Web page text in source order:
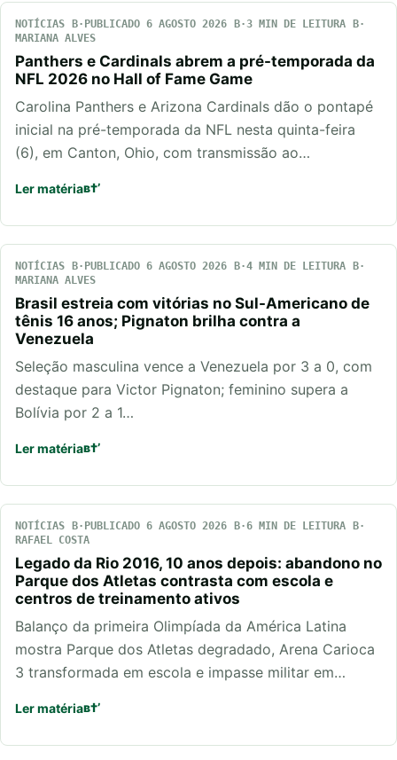
NOTÍCIAS PUBLICADO 6 AGOSTO 2026
3 MIN DE LEITURA
MARIANA ALVES
Panthers e Cardinals abrem a pré-temporada da
NFL 2026 no Hall of Fame Game
Carolina Panthers e Arizona Cardinals dão o pontapé
inicial na pré-temporada da NFL nesta quinta-feira
(6), em Canton, Ohio, com transmissão ao…
Ler matéria
NOTÍCIAS PUBLICADO 6 AGOSTO 2026
4 MIN DE LEITURA
MARIANA ALVES
Brasil estreia com vitórias no Sul-Americano de
tênis 16 anos; Pignaton brilha contra a
Venezuela
Seleção masculina vence a Venezuela por 3 a 0, com
destaque para Victor Pignaton; feminino supera a
Bolívia por 2 a 1…
Ler matéria
NOTÍCIAS PUBLICADO 6 AGOSTO 2026
6 MIN DE LEITURA
RAFAEL COSTA
Legado da Rio 2016, 10 anos depois: abandono no
Parque dos Atletas contrasta com escola e
centros de treinamento ativos
Balanço da primeira Olimpíada da América Latina
mostra Parque dos Atletas degradado, Arena Carioca
3 transformada em escola e impasse militar em…
Ler matéria